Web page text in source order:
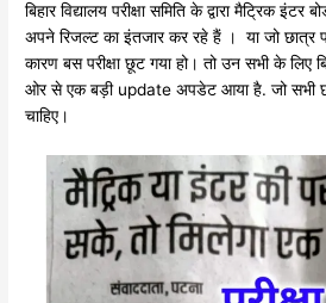
बिहार विद्यालय परीक्षा समिति के द्वारा मैट्रिक इंटर
अपने रिजल्ट का इंतजार कर रहे हैं । या जो छात्र
कारण बस परीक्षा छूट गया हो। तो उन सभी के लिए
ओर से एक बड़ी update अपडेट आया है. जो सभी
चाहिए।